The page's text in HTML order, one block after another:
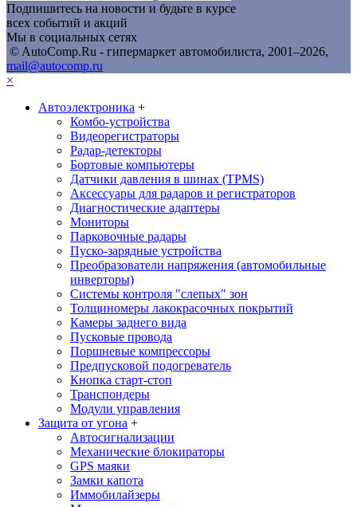
Подпишитесь на новости и будьте в курсе
всех событий и акций
Мы в социальных сетях
© AutoComp.Ru - гипермаркет автомобилиста, 2001–2026,
mail@autocomp.ru
×
Автоэлектроника +
Комбо-устройства
Видеорегистраторы
Радар-детекторы
Бортовые компьютеры
Датчики давления в шинах (TPMS)
Аксессуары для радаров и регистраторов
Диагностические адаптеры
Мониторы
Парковочные радары
Пуско-зарядные устройства
Преобразователи напряжения (автомобильные
инверторы)
Системы контроля "слепых" зон
Толщиномеры лакокрасочных покрытий
Камеры заднего вида
Пусковые провода
Поршневые компрессоры
Предпусковой подогреватель
Кнопка старт-стоп
Транспондеры
Модули управления
Защита от угона +
Автосигнализации
Механические блoкираторы
GPS маяки
Замки капота
Иммобилайзеры